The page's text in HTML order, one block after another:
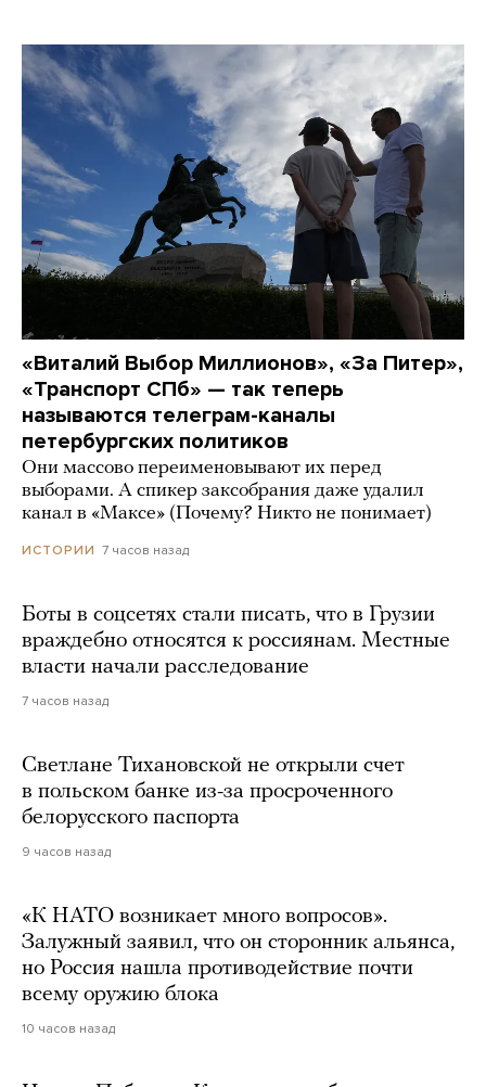
«Виталий Выбор Миллионов», «За Питер»,
«Транспорт СПб» — так теперь
называются телеграм-каналы
петербургских политиков
Они массово переименовывают их перед
выборами. А спикер заксобрания даже удалил
канал в «Максе» (Почему? Никто не понимает)
ИСТОРИИ 7 часов назад
Боты в соцсетях стали писать, что в Грузии
враждебно относятся к россиянам. Местные
власти начали расследование
7 часов назад
Светлане Тихановской не открыли счет
в польском банке из-за просроченного
белорусского паспорта
9 часов назад
«К НАТО возникает много вопросов».
Залужный заявил, что он сторонник альянса,
но Россия нашла противодействие почти
всему оружию блока
10 часов назад